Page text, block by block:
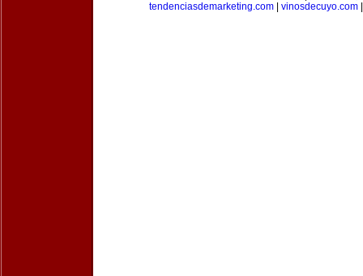
tendenciasdemarketing.com| vinosdecuyo.com